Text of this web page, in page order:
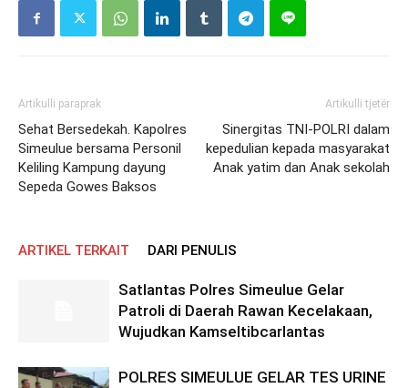
Artikulli paraprak
Sehat Bersedekah. Kapolres
Simeulue bersama Personil
Keliling Kampung dayung
Sepeda Gowes Baksos
Artikulli tjetër
Sinergitas TNI-POLRI dalam
kepedulian kepada masyarakat
Anak yatim dan Anak sekolah
ARTIKEL TERKAIT DARI PENULIS
Satlantas Polres Simeulue Gelar
Patroli di Daerah Rawan Kecelakaan,
Wujudkan Kamseltibcarlantas
POLRES SIMEULUE GELAR TES URINE